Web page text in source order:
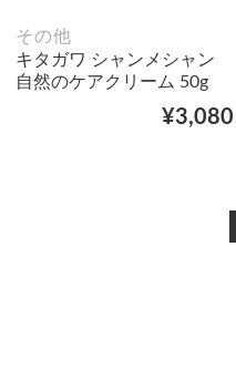
その他
キタガワ シャンメシャン
自然のケアクリーム 50g
¥3,080